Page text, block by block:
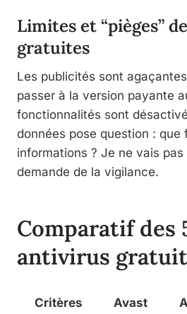
Limites et “pièges”
gratuites
Les publicités sont
passer à la version payante
fonctionnalités sont
données pose question : que
informations ? Je ne vais pas
demande de la vigilance.
Comparatif des
antivirus
Critères Avast